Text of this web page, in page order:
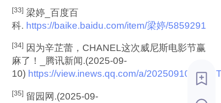
[33] 梁婷_百度百
科. https://baike.baidu.com/item/梁婷/5859291
[34] 因为辛芷蕾，CHANEL这次威尼斯电影节赢
麻了！_腾讯新闻.(2025-09-
10) https://view.inews.qq.com/a/
[35] 留园网.(2025-09-